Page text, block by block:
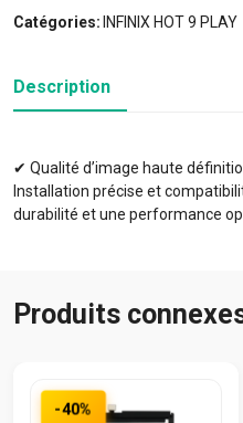
Catégories: INFINIX HOT 9 PLAY
Description
✔ Qualité d’image haute
Installation précise et
durabilité et une performance
Produits
-40%